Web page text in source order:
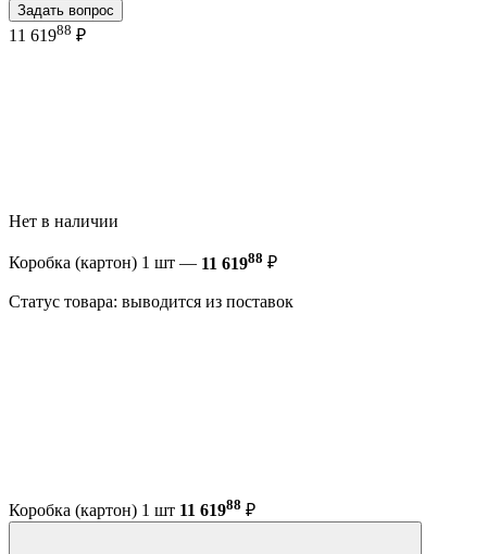
Задать вопрос
11 61988 ₽
Нет в наличии
Коробка (картон) 1 шт — 11 61988 ₽
Статус товара: выводится из поставок
Коробка (картон) 1 шт 11 61988 ₽